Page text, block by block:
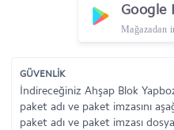
Google
Mağazadan
GÜVENLİK
İndireceğiniz Ahşap Blok
paket adı ve paket imzasını
paket adı ve paket imzası